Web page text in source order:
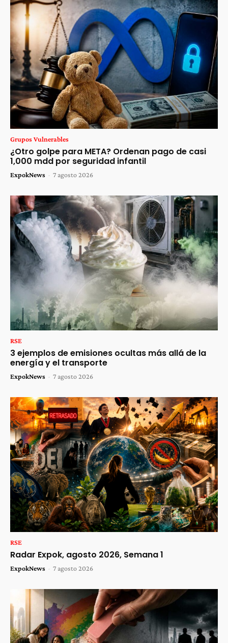
Grupos Vulnerables
¿Otro golpe para META? Ordenan pago de casi
1,000 mdd por seguridad infantil
ExpokNews - 7 agosto 2026
RSE
3 ejemplos de emisiones ocultas más allá de la
energía y el transporte
ExpokNews - 7 agosto 2026
RSE
Radar Expok, agosto 2026, Semana 1
ExpokNews - 7 agosto 2026